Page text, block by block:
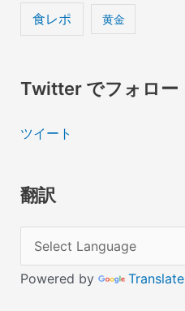
食レポ 黄金
Twitter でフォロー
ツイート
翻訳
Powered by Translate